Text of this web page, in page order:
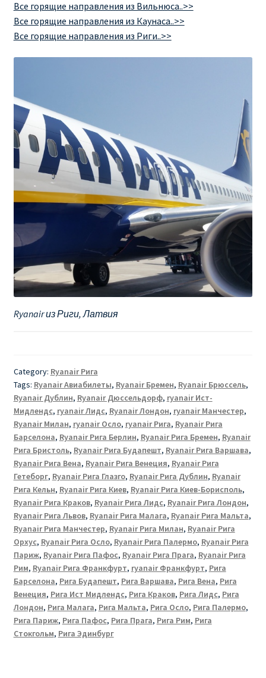
Все горящие направления из Вильнюса..>>
Все горящие направления из Каунаса..>>
Все горящие направления из Риги..>>
Ryanair из Риги, Латвия
Category: Ryanair Рига
Tags: Ryanair Авиабилеты, Ryanair Бремен, Ryanair Брюссель,
Ryanair Дублин, Ryanair Дюссельдорф, ryanair Ист-
Мидлендс, ryanair Лидс, Ryanair Лондон, ryanair Манчестер,
Ryanair Милан, ryanair Осло, ryanair Рига, Ryanair Рига
Барселона, Ryanair Рига Берлин, Ryanair Рига Бремен, Ryanair
Рига Бристоль, Ryanair Рига Будапешт, Ryanair Рига Варшава,
Ryanair Рига Вена, Ryanair Рига Венеция, Ryanair Рига
Гетеборг, Ryanair Рига Глазго, Ryanair Рига Дублин, Ryanair
Рига Кельн, Ryanair Рига Киев, Ryanair Рига Киев-Борисполь,
Ryanair Рига Краков, Ryanair Рига Лидс, Ryanair Рига Лондон,
Ryanair Рига Львов, Ryanair Рига Малага, Ryanair Рига Мальта,
Ryanair Рига Манчестер, Ryanair Рига Милан, Ryanair Рига
Орхус, Ryanair Рига Осло, Ryanair Рига Палермо, Ryanair Рига
Париж, Ryanair Рига Пафос, Ryanair Рига Прага, Ryanair Рига
Рим, Ryanair Рига Франкфурт, ryanair Франкфурт, Рига
Барселона, Рига Будапешт, Рига Варшава, Рига Вена, Рига
Венеция, Рига Ист Мидлендс, Рига Краков, Рига Лидс, Рига
Лондон, Рига Малага, Рига Мальта, Рига Осло, Рига Палермо,
Рига Париж, Рига Пафос, Рига Прага, Рига Рим, Рига
Стокгольм, Рига Эдинбург